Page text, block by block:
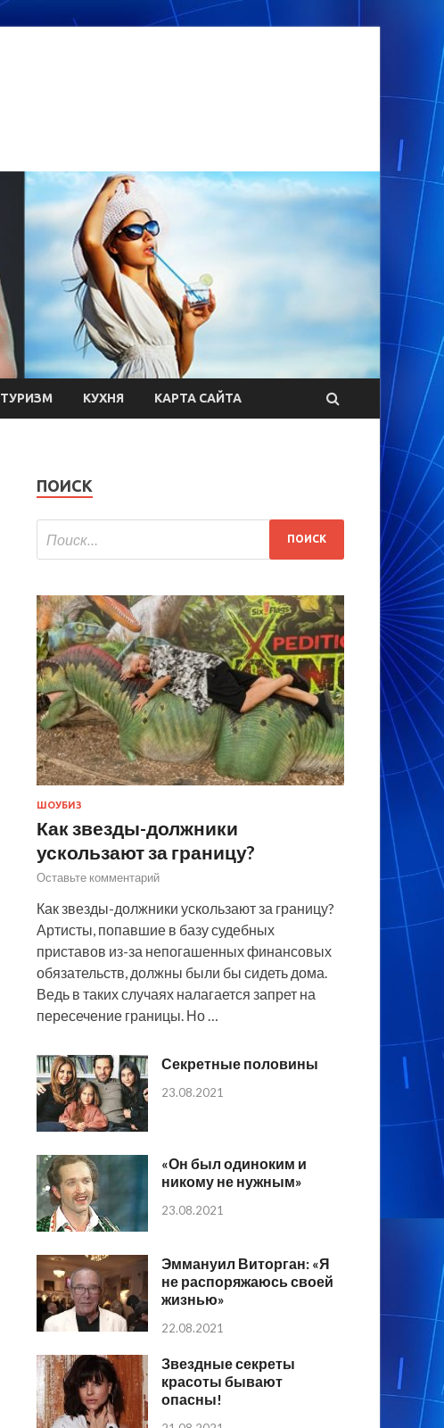
ТУРИЗМ КУХНЯ КАРТА САЙТА
ПОИСК
ШОУБИЗ
Как звезды-должники
ускользают за границу?
Оставьте комментарий
Как звезды-должники ускользают за границу?
Артисты, попавшие в базу судебных
приставов из-за непогашенных финансовых
обязательств, должны были бы сидеть дома.
Ведь в таких случаях налагается запрет на
пересечение границы. Но …
Секретные половины
23.08.2021
«Он был одиноким и
никому не нужным»
23.08.2021
Эммануил Виторган: «Я
не распоряжаюсь своей
жизнью»
22.08.2021
Звездные секреты
красоты бывают
опасны!